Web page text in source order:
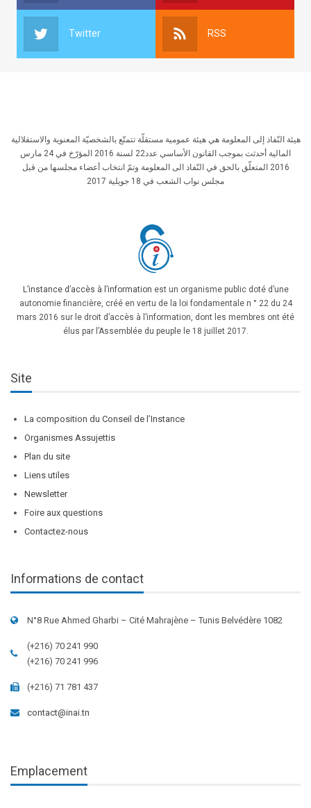
Twitter RSS
هيئة النّفاذ إلى المعلومة هي هيئة عمومية مستقلّة تتمتّع بالشخصيّة المعنوية والاستقلالية
المالية أحدثت بموجب القانون الأساسي عدد22 لسنة 2016 المؤرّخ في 24 مارس
2016 المتعلّق بالحق في النّفاذ الى المعلومة وتمّ انتخاب أعضاء مجلسها من قبل
مجلس نواب الشعب في 18 جويلية 2017
L’instance d’accès à l’information est un organisme public doté d’une
autonomie financière, créé en vertu de la loi fondamentale n ° 22 du 24
mars 2016 sur le droit d’accès à l’information, dont les membres ont été
élus par l’Assemblée du peuple le 18 juillet 2017.
Site
La composition du Conseil de l’Instance
Organismes Assujettis
Plan du site
Liens utiles
Newsletter
Foire aux questions
Contactez-nous
Informations de contact
N°8 Rue Ahmed Gharbi – Cité Mahrajène – Tunis Belvédère 1082
(+216) 70 241 990
(+216) 70 241 996
(+216) 71 781 437
contact@inai.tn
Emplacement